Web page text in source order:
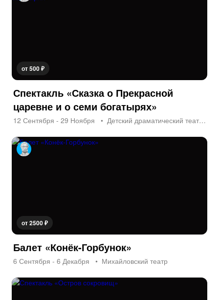
от 500 ₽
Спектакль «Сказка о Прекрасной
царевне и о семи богатырях»
12 Сентября - 29 Ноября Детский драматический театр «На Неве»
от 2500 ₽
Балет «Конёк-Горбунок»
6 Сентября - 6 Декабря Михайловский театр